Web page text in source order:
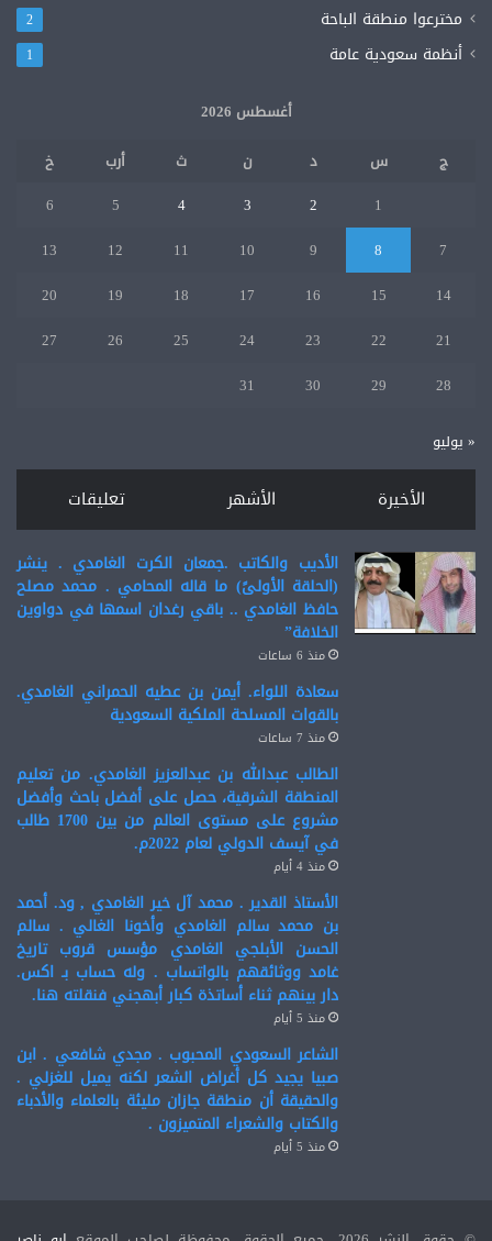
مخترعوا منطقة الباحة 2
أنظمة سعودية عامة 1
أغسطس 2026
ج
س د ن ث أرب
خ
1
2
3
4
5
6
7
8
9
10
11
12
13
14
15
16
17
18
19
20
21
22
23
24
25
26
27
28
29
30
31
« يوليو
الأخيرة الأشهر تعليقات
الأديب والكاتب .جمعان الكرت الغامدي . ينشر
(الحلقة الأولىً) ما قاله المحامي . محمد مصلح
حافظ الغامدي .. باقي رغدان اسمها في دواوين
الخلافة”
منذ 6 ساعات
سعادة اللواء. أيمن بن عطيه الحمراني الغامدي.
بالقوات المسلحة الملكية السعودية
منذ 7 ساعات
الطالب عبدالله بن عبدالعزيز الغامدي. من تعليم
المنطقة الشرقية، حصل على أفضل باحث وأفضل
مشروع على مستوى العالم من بين 1700 طالب
في آيسف الدولي لعام 2022م.
منذ 4 أيام
الأستاذ القدير . محمد آل خير الغامدي , ود. أحمد
بن محمد سالم الغامدي وأخونا الغالي . سالم
الحسن الأبلجي الغامدي مؤسس قروب تاريخ
غامد ووثائقهم بالواتساب . وله حساب بـ اكس.
دار بينهم ثناء أساتذة كبار أبهجني فنقلته هنا.
منذ 5 أيام
الشاعر السعودي المحبوب . مجدي شافعي . ابن
صبيا يجيد كل أغراض الشعر لكنه يميل للغزلي .
والحقيقة أن منطقة جازان مليئة بالعلماء والأدباء
والكتاب والشعراء المتميزون .
منذ 5 أيام